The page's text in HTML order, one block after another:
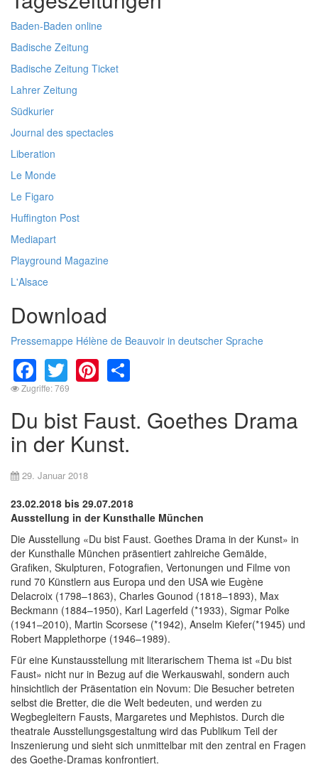
Baden-Baden online
Badische Zeitung
Badische Zeitung Ticket
Lahrer Zeitung
Südkurier
Journal des spectacles
Liberation
Le Monde
Le Figaro
Huffington Post
Mediapart
Playground Magazine
L'Alsace
Download
Pressemappe Hélène de Beauvoir in deutscher Sprache
Facebook
TwitterPinterest
Zugriffe: 769
Du bist Faust. Goethes Drama
in der Kunst.
29. Januar 2018
23.02.2018 bis 29.07.2018
Ausstellung in der Kunsthalle München
Die Ausstellung «Du bist Faust. Goethes Drama in der Kunst» in
der Kunsthalle München präsentiert zahlreiche Gemälde,
Grafiken, Skulpturen, Fotografien, Vertonungen und Filme von
rund 70 Künstlern aus Europa und den USA wie Eugène
Delacroix (1798–1863), Charles Gounod (1818–1893), Max
Beckmann (1884–1950), Karl Lagerfeld (*1933), Sigmar Polke
(1941–2010), Martin Scorsese (*1942), Anselm Kiefer(*1945) und
Robert Mapplethorpe (1946–1989).
Für eine Kunstausstellung mit literarischem Thema ist «Du bist
Faust» nicht nur in Bezug auf die Werkauswahl, sondern auch
hinsichtlich der Präsentation ein Novum: Die Besucher betreten
selbst die Bretter, die die Welt bedeuten, und werden zu
Wegbegleitern Fausts, Margaretes und Mephistos. Durch die
theatrale Ausstellungsgestaltung wird das Publikum Teil der
Inszenierung und sieht sich unmittelbar mit den zentral en Fragen
des Goethe-Dramas konfrontiert.